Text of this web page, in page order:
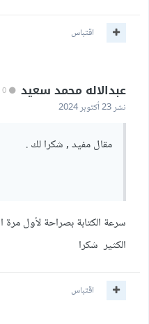
اقتباس
عبدالاله محمد سعيد
نشر23 أكتوبر 2024
مقال مفيد , شكرا لك .
سرعة الكتابة بصراحة لأول
الكثير شكرا
اقتباس